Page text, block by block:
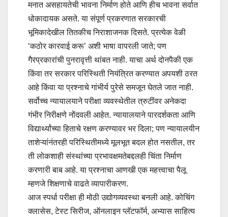
मनात असहायतेची भावना निर्माण होते आणि हीच भावना सर्वात
धोकादायक असते. या संपूर्ण प्रकरणात सरकारची
भूमिकादेखील तितकीच निराशाजनक दिसते. प्रत्येक वेळी
‌‘कठोर कारवाई करू‌’ अशी भाषा वापरली जाते; पण
गैरप्रकारांची पुनरावृत्ती थांबत नाही. याचा अर्थ दोनपैकी एक
किंवा तर सरकार परिस्थिती नियंत्रित करण्यात अपयशी ठरत
आहे किंवा या प्रश्नाचे गांभीर्य पुरेसे समजून घेतले जात नाही.
सर्वोच्च न्यायालयाने परीक्षा व्यवस्थेतील त्रुटींवर अनेकदा
गंभीर निरीक्षणे नोंदवली आहेत. न्यायालयाने पारदर्शकता आणि
विद्यार्थ्यांच्या हिताचे रक्षण करण्यावर भर दिला; पण न्यायालयीन
ताशेऱ्यांनंतरही परिस्थितीमध्ये मूलभूत बदल होत नसतील, तर
ती लोकशाही संस्थांच्या प्रभावक्षमतेबद्दलही चिंता निर्माण
करणारी बाब आहे. या प्रश्नाचा आणखी एक महत्त्वाचा पैलू
म्हणजे शिक्षणाचे वाढते व्यापारीकरण.
आज स्पर्धा परीक्षा ही मोठी उद्योगव्यवस्था बनली आहे. कोचिंग
क्लासेस, टेस्ट सिरीज, ऑनलाइन प्लॅटफॉर्म, अभ्यास साहित्य